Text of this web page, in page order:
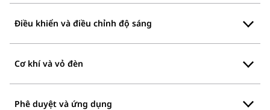
Điều khiển và điều chỉnh độ sáng
Cơ khí và vỏ đèn
Phê duyệt và ứng dụng